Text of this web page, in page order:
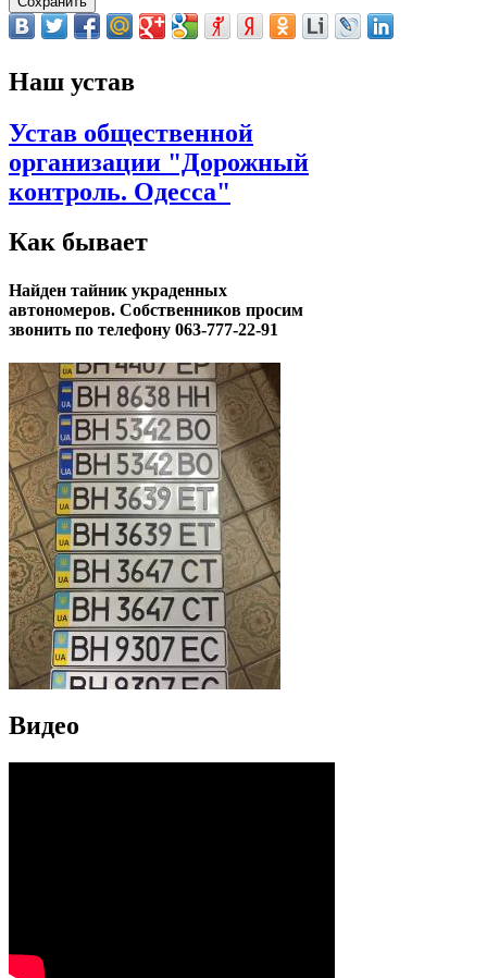
Наш устав
Устав общественной
организации "Дорожный
контроль. Одесса"
Как бывает
Найден тайник украденных
автономеров. Собственников просим
звонить по телефону 063-777-22-91
Видео